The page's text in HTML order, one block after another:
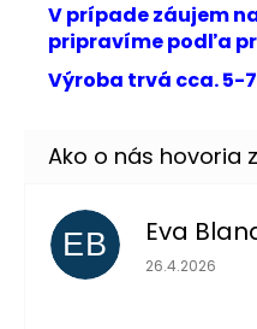
V prípade záujem
pripravíme podľa
Výroba trvá cca. 5-
EB Eva
Hodnotenie
26.4.2026